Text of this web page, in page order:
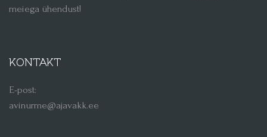
meiega ühendust!
KONTAKT
E-post:
avinurme@ajavakk.ee